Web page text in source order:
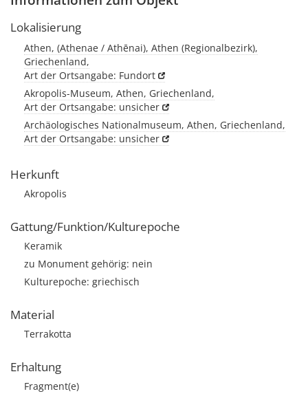
Lokalisierung
Athen, (Athenae / Athēnai), Athen (Regionalbezirk),
Griechenland,
Art der Ortsangabe: Fundort
Akropolis-Museum, Athen, Griechenland,
Art der Ortsangabe: unsicher
Archäologisches Nationalmuseum, Athen, Griechenland,
Art der Ortsangabe: unsicher
Herkunft
Akropolis
Gattung/Funktion/Kulturepoche
Keramik
zu Monument gehörig: nein
Kulturepoche: griechisch
Material
Terrakotta
Erhaltung
Fragment(e)